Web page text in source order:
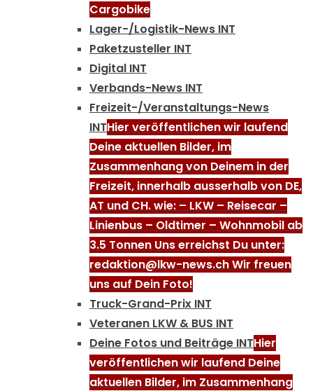
Cargobike
Lager-/Logistik-News INT
Paketzusteller INT
Digital INT
Verbands-News INT
Freizeit-/Veranstaltungs-News
INTHier veröffentlichen wir laufend
Deine aktuellen Bilder, im
Zusammenhang von Deinem in der
Freizeit, innerhalb ausserhalb von DE,
AT und CH. wie: – LKW – Reisecar –
Linienbus – Oldtimer – Wohnmobil ab
3.5 Tonnen Uns erreichst Du unter:
redaktion@lkw-news.ch Wir freuen
uns auf Dein Foto!
Truck-Grand-Prix INT
Veteranen LKW & BUS INT
Deine Fotos und Beiträge INTHier
veröffentlichen wir laufend Deine
aktuellen Bilder, im Zusammenhang